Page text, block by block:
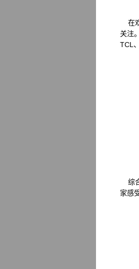
在
关注
TCL
综
家感